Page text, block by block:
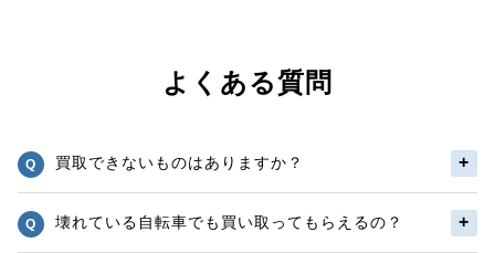
よくある質問
買取できないものはありますか？
壊れている自転車でも買い取ってもらえるの？